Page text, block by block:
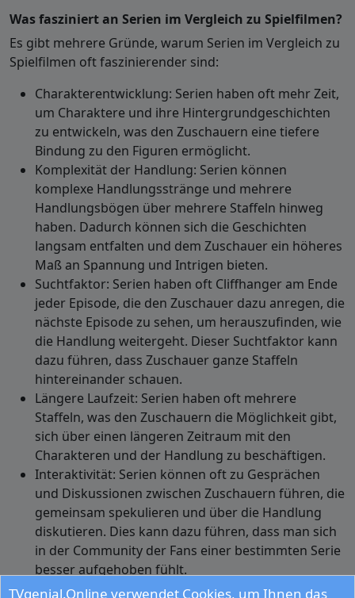
TVgenial.Online verwendet Cookies, um Ihnen das
Was fasziniert an Serien im Vergleich zu Spielfilmen?
Es gibt mehrere Gründe, warum Serien im Vergleich zu
Spielfilmen oft faszinierender sind:
Charakterentwicklung: Serien haben oft mehr Zeit,
um Charaktere und ihre Hintergrundgeschichten
zu entwickeln, was den Zuschauern eine tiefere
Bindung zu den Figuren ermöglicht.
Komplexität der Handlung: Serien können
komplexe Handlungsstränge und mehrere
Handlungsbögen über mehrere Staffeln hinweg
haben. Dadurch können sich die Geschichten
langsam entfalten und dem Zuschauer ein höheres
Maß an Spannung und Intrigen bieten.
Suchtfaktor: Serien haben oft Cliffhanger am Ende
jeder Episode, die den Zuschauer dazu anregen, die
nächste Episode zu sehen, um herauszufinden, wie
die Handlung weitergeht. Dieser Suchtfaktor kann
dazu führen, dass Zuschauer ganze Staffeln
hintereinander schauen.
Längere Laufzeit: Serien haben oft mehrere
Staffeln, was den Zuschauern die Möglichkeit gibt,
sich über einen längeren Zeitraum mit den
Charakteren und der Handlung zu beschäftigen.
Interaktivität: Serien können oft zu Gesprächen
und Diskussionen zwischen Zuschauern führen, die
gemeinsam spekulieren und über die Handlung
diskutieren. Dies kann dazu führen, dass man sich
in der Community der Fans einer bestimmten Serie
besser aufgehoben fühlt.
Insgesamt bieten Serien im Vergleich zu Spielfilmen